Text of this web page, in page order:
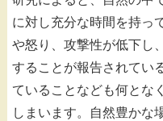
に対し充分な時間を持っ
や怒り、攻撃性が低下し
することが報告されてい
ていることなども何とな
しまいます。自然豊かな